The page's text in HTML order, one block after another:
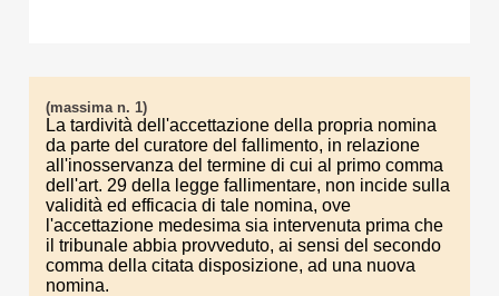
(massima n. 1)
La tardività dell'accettazione della propria nomina
da parte del curatore del fallimento, in relazione
all'inosservanza del termine di cui al primo comma
dell'art. 29 della legge fallimentare, non incide sulla
validità ed efficacia di tale nomina, ove
l'accettazione medesima sia intervenuta prima che
il tribunale abbia provveduto, ai sensi del secondo
comma della citata disposizione, ad una nuova
nomina.